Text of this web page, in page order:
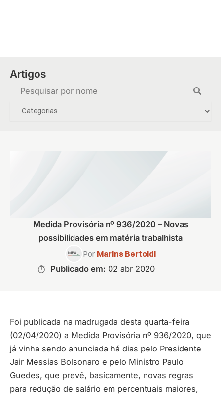
Artigos
Medida Provisória nº 936/2020 – Novas
possibilidades em matéria trabalhista
Por Marins Bertoldi
Publicado em: 02 abr 2020
Foi publicada na madrugada desta quarta-feira
(02/04/2020) a Medida Provisória nº 936/2020, que
já vinha sendo anunciada há dias pelo Presidente
Jair Messias Bolsonaro e pelo Ministro Paulo
Guedes, que prevê, basicamente, novas regras
para redução de salário em percentuais maiores,